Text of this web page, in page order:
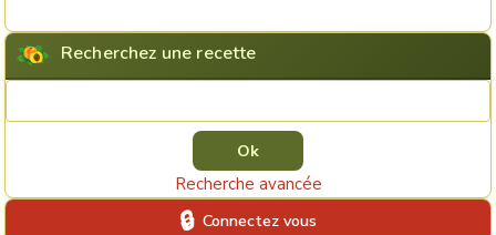
Recherchez une recette
Recherche avancée
Connectez vous